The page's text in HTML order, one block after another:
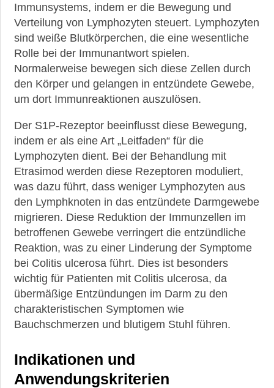
Immunsystems, indem er die Bewegung und
Verteilung von Lymphozyten steuert. Lymphozyten
sind weiße Blutkörperchen, die eine wesentliche
Rolle bei der Immunantwort spielen.
Normalerweise bewegen sich diese Zellen durch
den Körper und gelangen in entzündete Gewebe,
um dort Immunreaktionen auszulösen.
Der S1P-Rezeptor beeinflusst diese Bewegung,
indem er als eine Art „Leitfaden“ für die
Lymphozyten dient. Bei der Behandlung mit
Etrasimod werden diese Rezeptoren moduliert,
was dazu führt, dass weniger Lymphozyten aus
den Lymphknoten in das entzündete Darmgewebe
migrieren. Diese Reduktion der Immunzellen im
betroffenen Gewebe verringert die entzündliche
Reaktion, was zu einer Linderung der Symptome
bei Colitis ulcerosa führt. Dies ist besonders
wichtig für Patienten mit Colitis ulcerosa, da
übermäßige Entzündungen im Darm zu den
charakteristischen Symptomen wie
Bauchschmerzen und blutigem Stuhl führen.
Indikationen und
Anwendungskriterien
►
News
►
Symptome
►
Diagnostik
►
Therapien
►
Krankheiten
►
Medikamente
Gesundheit